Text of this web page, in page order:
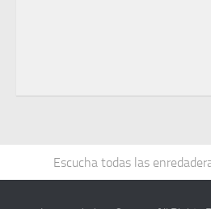
Escucha todas las